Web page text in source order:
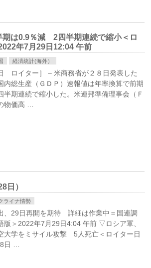
期は0.9％減 2四半期連続で縮小＜ロ
年7月29日12:04 午前
経済統計(海外）
ロイター］ – 米商務省が２８日発表した
内総生産（ＧＤＰ）速報値は年率換算で前期
半期連続で縮小した。米連邦準備理事会（Ｆ
物価高 …
日）
ライナ情勢
、29日再開を期待 詳細は作業中＝国連調
版＞2022年7月29日4:04 午前 ▽ロシア軍、
大学をミサイル攻撃 5人死亡＜ロイター日
日 …